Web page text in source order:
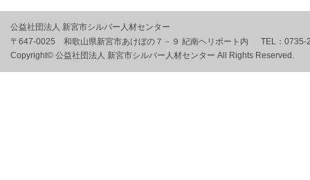
公益社団法人 新宮市シルバー人材センター
〒647-0025 和歌山県新宮市あけぼの７－９ 紀南ヘリポート内
TEL： 0735-
Copyright© 公益社団法人 新宮市シルバー人材センター All Rights Reserved.